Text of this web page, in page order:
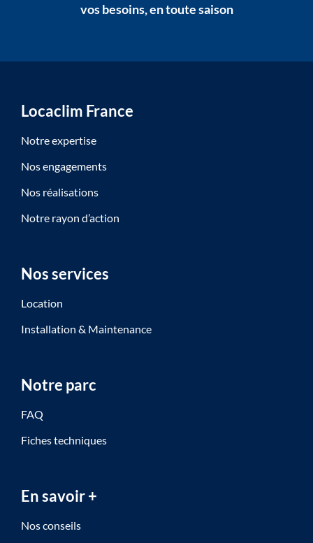
vos besoins, en toute saison
Locaclim France
Notre expertise
Nos engagements
Nos réalisations
Notre rayon d’action
Nos services
Location
Installation & Maintenance
Notre parc
FAQ
Fiches techniques
En savoir +
Nos conseils